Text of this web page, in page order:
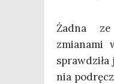
Żad­na ze
zmia­na­mi
nia